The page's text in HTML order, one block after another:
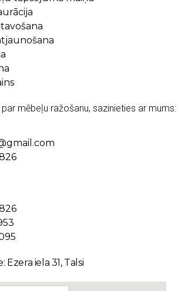
mēbeļu ražošanu, sazinieties ar mums:
Ezera iela 31, Talsi